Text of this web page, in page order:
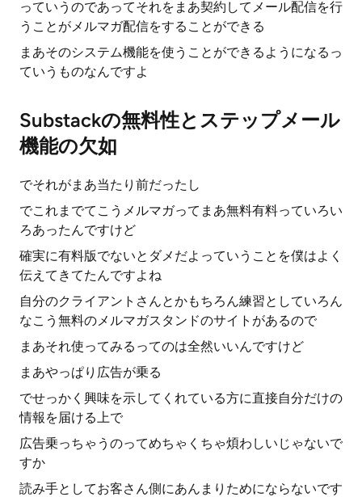
っていうのであってそれをまあ契約してメール配信を行
うことがメルマガ配信をすることができる
まあそのシステム機能を使うことができるようになるっ
ていうものなんですよ
Substackの無料性とステップメール
機能の欠如
でそれがまあ当たり前だったし
でこれまでてこうメルマガってまあ無料有料っていろい
ろあったんですけど
確実に有料版でないとダメだよっていうことを僕はよく
伝えてきてたんですよね
自分のクライアントさんとかもちろん練習としていろん
なこう無料のメルマガスタンドのサイトがあるので
まあそれ使ってみるってのは全然いいんですけど
まあやっぱり広告が乗る
でせっかく興味を示してくれている方に直接自分だけの
情報を届ける上で
広告乗っちゃうのってめちゃくちゃ煩わしいじゃないで
すか
読み手としてお客さん側にあんまりためにならないです